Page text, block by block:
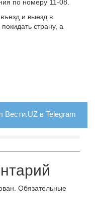
по номеру 11-08.
и выезд в
страну, а
Вести.UZ в Telegram
Обязательные